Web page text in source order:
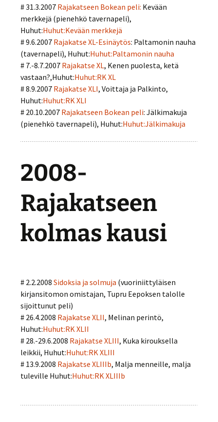
# 31.3.2007 Rajakatseen Bokean peli: Kevään
merkkejä (pienehkö tavernapeli),
Huhut:Huhut:Kevään merkkejä
# 9.6.2007 Rajakatse XL-Esinäytös: Paltamonin nauha
(tavernapeli), Huhut:Huhut:Paltamonin nauha
# 7.-8.7.2007 Rajakatse XL, Kenen puolesta, ketä
vastaan?,Huhut:Huhut:RK XL
# 8.9.2007 Rajakatse XLI, Voittaja ja Palkinto,
Huhut:Huhut:RK XLI
# 20.10.2007 Rajakatseen Bokean peli: Jälkimakuja
(pienehkö tavernapeli), Huhut:Huhut:Jälkimakuja
2008-
Rajakatseen
kolmas kausi
# 2.2.2008Sidoksia ja solmuja (vuoriniittyläisen
kirjansitomon omistajan, Tupru Eepoksen talolle
sijoittunut peli)
# 26.4.2008 Rajakatse XLII, Melinan perintö,
Huhut:Huhut:RK XLII
# 28.-29.6.2008 Rajakatse XLIII, Kuka kirouksella
leikkii, Huhut:Huhut:RK XLIII
# 13.9.2008 Rajakatse XLIIIb, Malja menneille, malja
tuleville Huhut:Huhut:RK XLIIIb